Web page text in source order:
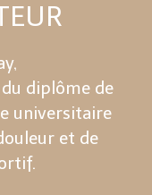
diplôme de
universitaire
et de